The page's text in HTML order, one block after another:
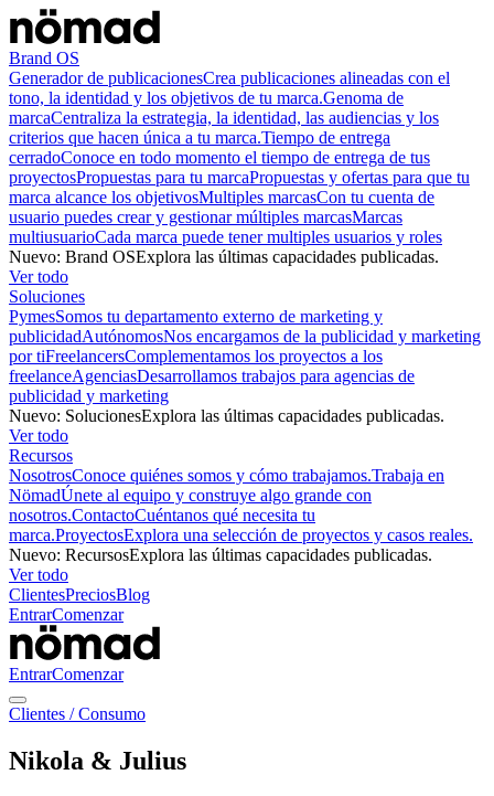
Brand OS
Generador de publicacionesCrea publicaciones alineadas con el
tono, la identidad y los objetivos de tu marca.Genoma de
marcaCentraliza la estrategia, la identidad, las audiencias y los
criterios que hacen única a tu marca.Tiempo de entrega
cerradoConoce en todo momento el tiempo de entrega de tus
proyectosPropuestas para tu marcaPropuestas y ofertas para que tu
marca alcance los objetivosMultiples marcasCon tu cuenta de
usuario puedes crear y gestionar múltiples marcasMarcas
multiusuarioCada marca puede tener multiples usuarios y roles
Nuevo: Brand OSExplora las últimas capacidades publicadas.
Ver todo
Soluciones
PymesSomos tu departamento externo de marketing y
publicidadAutónomosNos encargamos de la publicidad y marketing
por tiFreelancersComplementamos los proyectos a los
freelanceAgenciasDesarrollamos trabajos para agencias de
publicidad y marketing
Nuevo: SolucionesExplora las últimas capacidades publicadas.
Ver todo
Recursos
NosotrosConoce quiénes somos y cómo trabajamos.Trabaja en
NömadÚnete al equipo y construye algo grande con
nosotros.ContactoCuéntanos qué necesita tu
marca.ProyectosExplora una selección de proyectos y casos reales.
Nuevo: RecursosExplora las últimas capacidades publicadas.
Ver todo
ClientesPreciosBlog
EntrarComenzar
EntrarComenzar
Clientes /Consumo
Nikola & Julius